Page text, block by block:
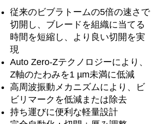
従来のビブラトームの5倍の速さで
切開し、ブレードを組織に当てる
時間を短縮し、より良い切開を実
現
Auto Zero-Zテクノロジーにより、
Z軸のたわみを1 µm未満に低減
高周波振動メカニズムにより、ビ
ビリマークを低減または除去
持ち運びに便利な軽量設計